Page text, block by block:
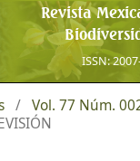
Revista
ISSN:
/ Vol. 77 Núm.